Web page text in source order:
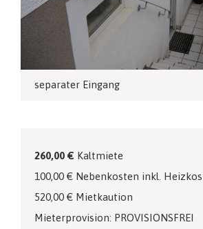
separater Eingang
260,00 € Kaltmiete
100,00 € Nebenkosten inkl.
520,00 € Mietkaution
Mieterprovision: PROVISIONSFREI